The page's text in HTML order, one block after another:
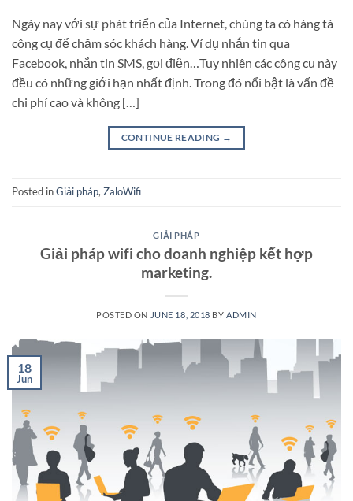
Ngày nay với sự phát triển của Internet, chúng ta có hàng tá
công cụ để chăm sóc khách hàng. Ví dụ nhắn tin qua
Facebook, nhắn tin SMS, gọi điện…Tuy nhiên các công cụ này
đều có những giới hạn nhất định. Trong đó nổi bật là vấn đề
chi phí cao và không […]
CONTINUE READING →
Posted inGiải pháp,ZaloWifi
GIẢI PHÁP
Giải pháp wifi cho doanh nghiệp kết hợp
marketing.
POSTED ON JUNE 18, 2018 BY ADMIN
18
Jun